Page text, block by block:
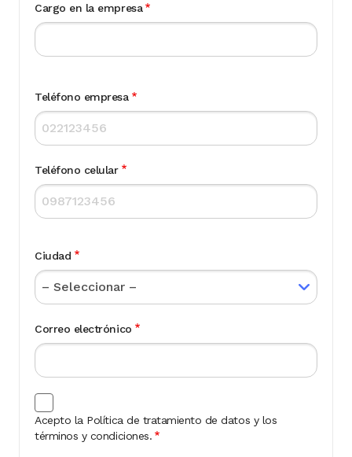
Cargo en la empresa
Teléfono empresa
Teléfono celular
Ciudad
Correo electrónico
Acepto la Política de tratamiento de datos y los
términos y condiciones.